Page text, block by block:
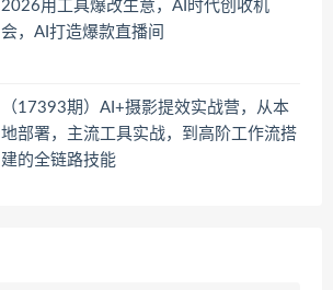
2026用工具爆改生意，AI时代创收机
会，AI打造爆款直播间
（17393期）AI+摄影提效实战营，从本
地部署，主流工具实战，到高阶工作流搭
建的全链路技能